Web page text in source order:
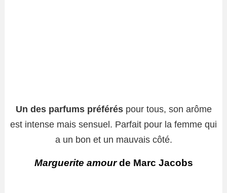
Un des parfums préféréspour tous, son arôme
est intense mais sensuel. Parfait pour la femme qui
a un bon et un mauvais côté.
Marguerite amourde Marc Jacobs